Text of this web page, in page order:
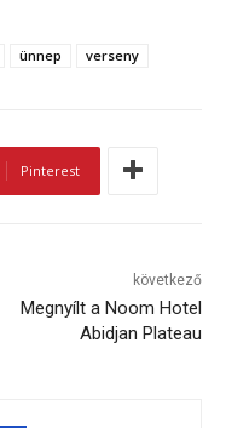
ünnep verseny
Pinterest
következő
Megnyílt a Noom Hotel
Abidjan Plateau